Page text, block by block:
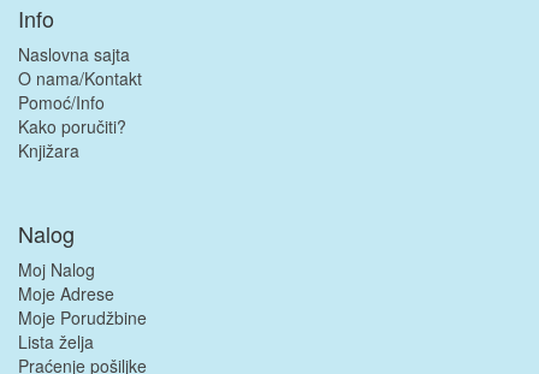
Info
Naslovna sajta
O nama/Kontakt
Pomoć/Info
Kako poručiti?
Knjižara
Nalog
Moj Nalog
Moje Adrese
Moje Porudžbine
Lista želja
Praćenje pošiljke